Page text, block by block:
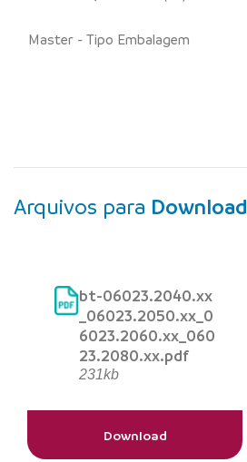
Master - Tipo Embalagem
Arquivos para Download
bt-06023.2040.xx
_06023.2050.xx_0
6023.2060.xx_060
23.2080.xx.pdf
231kb
Download